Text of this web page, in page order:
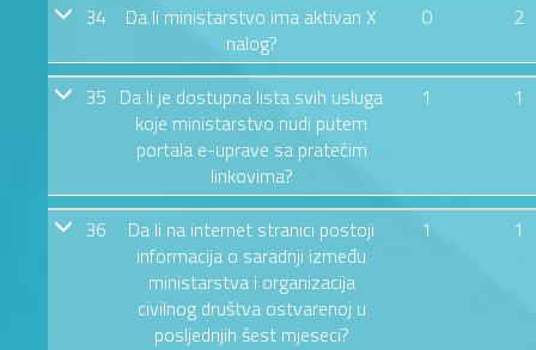
34
Da li ministarstvo ima aktivan X
nalog?
0 2
35 Da li je dostupna lista svih usluga
koje ministarstvo nudi putem
portala e-uprave sa pratećim
linkovima?
1 1
36
Da li na internet stranici postoji
informacija o saradnji između
ministarstva i organizacija
civilnog društva ostvarenoj u
posljednjih šest mjeseci?
1 1